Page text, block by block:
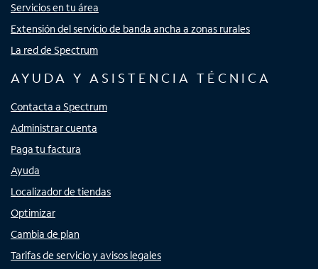
Servicios en tu área
Extensión del servicio de banda ancha a zonas rurales
La red de Spectrum
AYUDA Y ASISTENCIA TÉCNICA
Contacta a Spectrum
Administrar cuenta
Paga tu factura
Ayuda
Localizador de tiendas
Optimizar
Cambia de plan
Tarifas de servicio y avisos legales